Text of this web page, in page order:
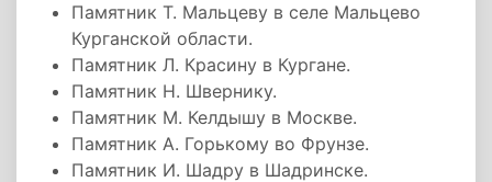
Памятник Т. Мальцеву в селе Мальцево
Курганской области.
Памятник Л. Красину в Кургане.
Памятник Н. Швернику.
Памятник М. Келдышу в Москве.
Памятник А. Горькому во Фрунзе.
Памятник И. Шадру в Шадринске.